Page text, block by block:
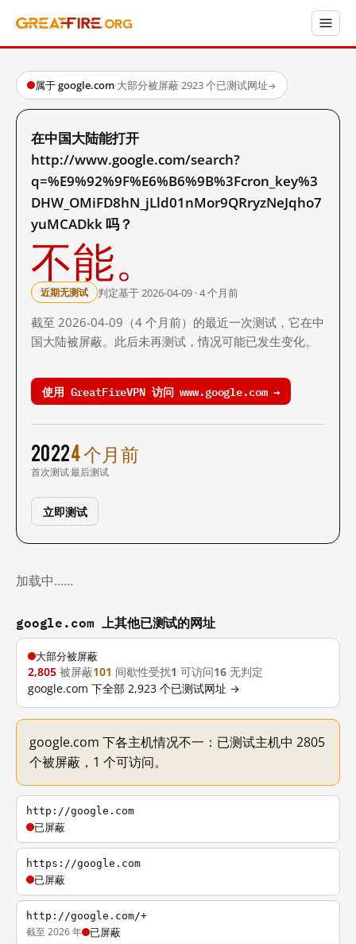
属于 google.com·大部分被屏蔽·2923 个已测试网址→
在中国大陆能打开
http://www.google.com/search?
q=%E9%92%9F%E6%B6%9B%3Fcron_key%3
DHW_OMiFD8hN_jLld01nMor9QRryzNeJqho7
yuMCADkk 吗？
不能。
近期无测试 判定基于 2026-04-09 · 4 个月前
截至 2026-04-09（4 个月前）的最近一次测试，它在中
国大陆被屏蔽。此后未再测试，情况可能已发生变化。
使用 GreatFireVPN 访问 www.google.com →
2022
首次测试
4 个月前
最后测试
立即测试
加载中……
google.com 上其他已测试的网址
大部分被屏蔽
2,805 被屏蔽101 间歇性受扰1 可访问16 无判定
google.com 下全部 2,923 个已测试网址 →
google.com 下各主机情况不一：已测试主机中 2805
个被屏蔽，1 个可访问。
http://google.com
已屏蔽
https://google.com
已屏蔽
http://google.com/+
截至 2026 年 已屏蔽